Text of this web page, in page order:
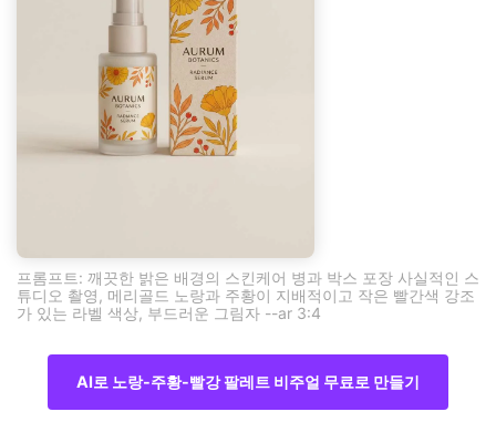
프롬프트: 깨끗한 밝은 배경의 스킨케어 병과 박스 포장 사실적인 스
튜디오 촬영, 메리골드 노랑과 주황이 지배적이고 작은 빨간색 강조
가 있는 라벨 색상, 부드러운 그림자 --ar 3:4
AI로 노랑-주황-빨강 팔레트 비주얼 무료로 만들기